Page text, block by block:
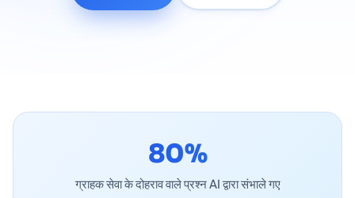
80%
ग्राहक सेवा के दोहराव वाले प्रश्न AI द्वारा संभाले गए